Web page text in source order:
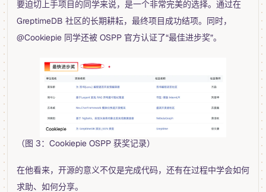
要迫切上手项目的同学来说，是一个非常完美的选择。通过在
GreptimeDB 社区的长期耕耘，最终项目成功结项。同时，
@Cookiepie 同学还被 OSPP 官方认证了“最佳进步奖”。
（图 3：Cookiepie OSPP 获奖记录）
在他看来，开源的意义不仅是完成代码，还有在过程中学会如何
求助、如何分享。